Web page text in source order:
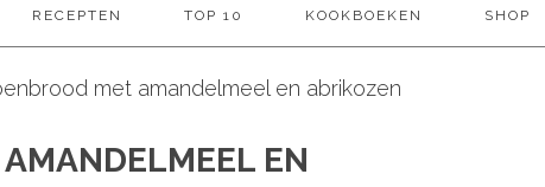
RECEPTEN TOP 10 KOOKBOEKEN SHOP
met amandelmeel en abrikozen
EN